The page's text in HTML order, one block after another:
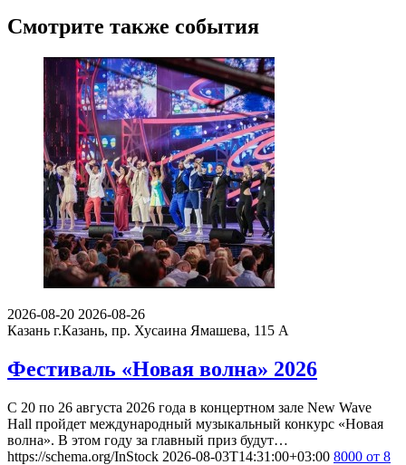
Смотрите также события
2026-08-20 2026-08-26
Казань г.Казань, пр. Хусаина Ямашева, 115 A
Фестиваль «Новая волна» 2026
С 20 по 26 августа 2026 года в концертном зале New Wave
Hall пройдет международный музыкальный конкурс «Новая
волна». В этом году за главный приз будут…
https://schema.org/InStock 2026-08-03T14:31:00+03:00 8000 от 8